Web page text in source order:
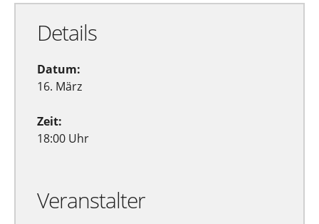
Details
Datum:
16. März
Zeit:
18:00 Uhr
Veranstalter